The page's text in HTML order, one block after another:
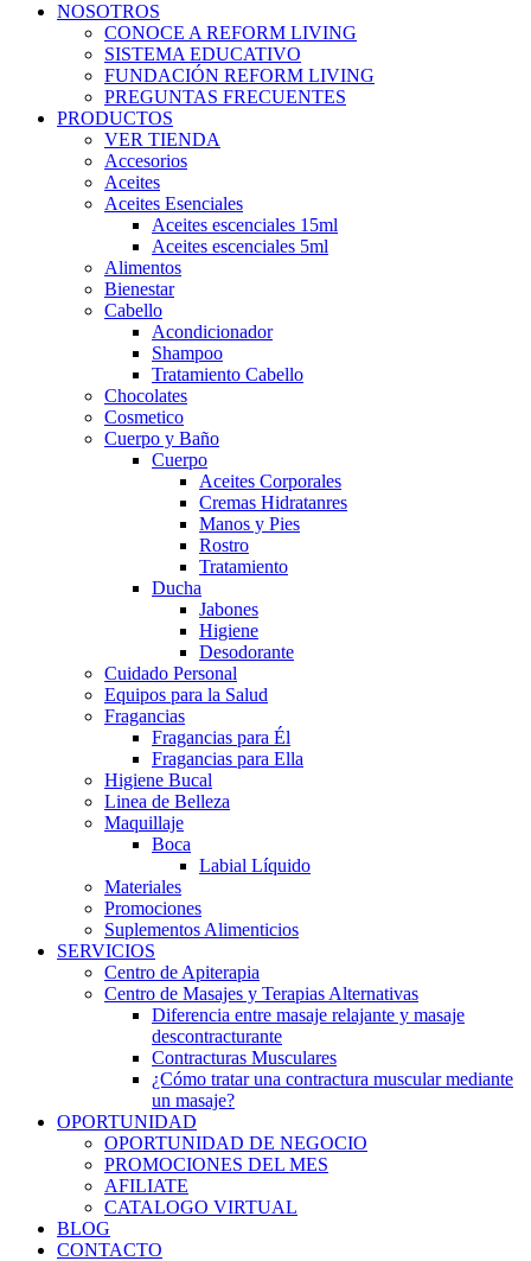
NOSOTROS
CONOCE A REFORM LIVING
SISTEMA EDUCATIVO
FUNDACIÓN REFORM LIVING
PREGUNTAS FRECUENTES
PRODUCTOS
VER TIENDA
Accesorios
Aceites
Aceites Esenciales
Aceites escenciales 15ml
Aceites escenciales 5ml
Alimentos
Bienestar
Cabello
Acondicionador
Shampoo
Tratamiento Cabello
Chocolates
Cosmetico
Cuerpo y Baño
Cuerpo
Aceites Corporales
Cremas Hidratanres
Manos y Pies
Rostro
Tratamiento
Ducha
Jabones
Higiene
Desodorante
Cuidado Personal
Equipos para la Salud
Fragancias
Fragancias para Él
Fragancias para Ella
Higiene Bucal
Linea de Belleza
Maquillaje
Boca
Labial Líquido
Materiales
Promociones
Suplementos Alimenticios
SERVICIOS
Centro de Apiterapia
Centro de Masajes y Terapias Alternativas
Diferencia entre masaje relajante y masaje
descontracturante
Contracturas Musculares
¿Cómo tratar una contractura muscular mediante
un masaje?
OPORTUNIDAD
OPORTUNIDAD DE NEGOCIO
PROMOCIONES DEL MES
AFILIATE
CATALOGO VIRTUAL
BLOG
CONTACTO